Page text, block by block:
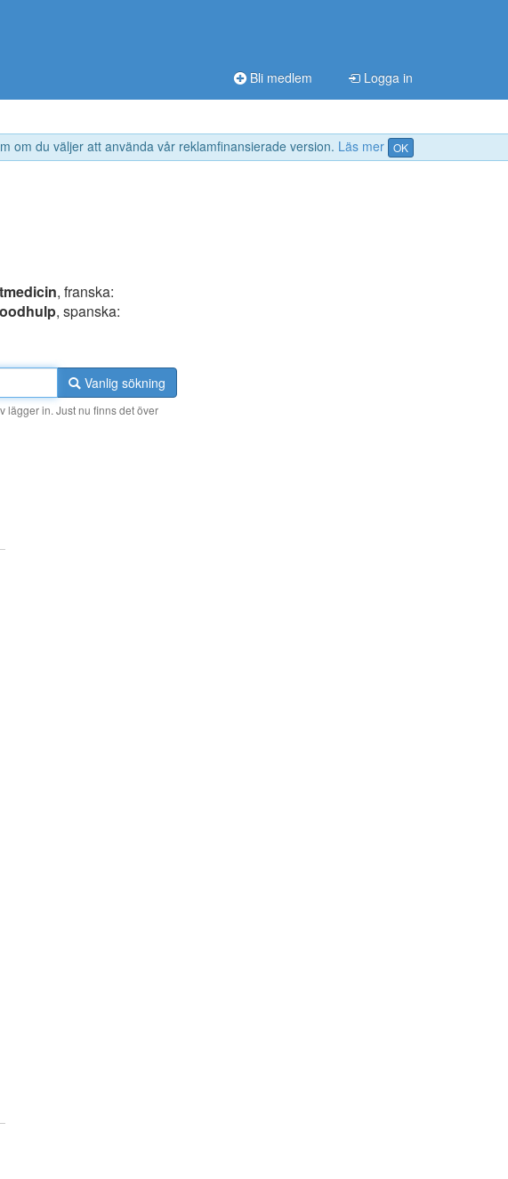
om du väljer att använda vår reklamfinansierade version. Läs mer OK
Bli medlem Logga in
, franska:
, spanska:
Vanlig sökning
lägger in. Just nu finns det över